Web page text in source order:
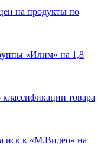
на продукты по
«Илим» на 1,8
товара
иск к «М.Видео» на